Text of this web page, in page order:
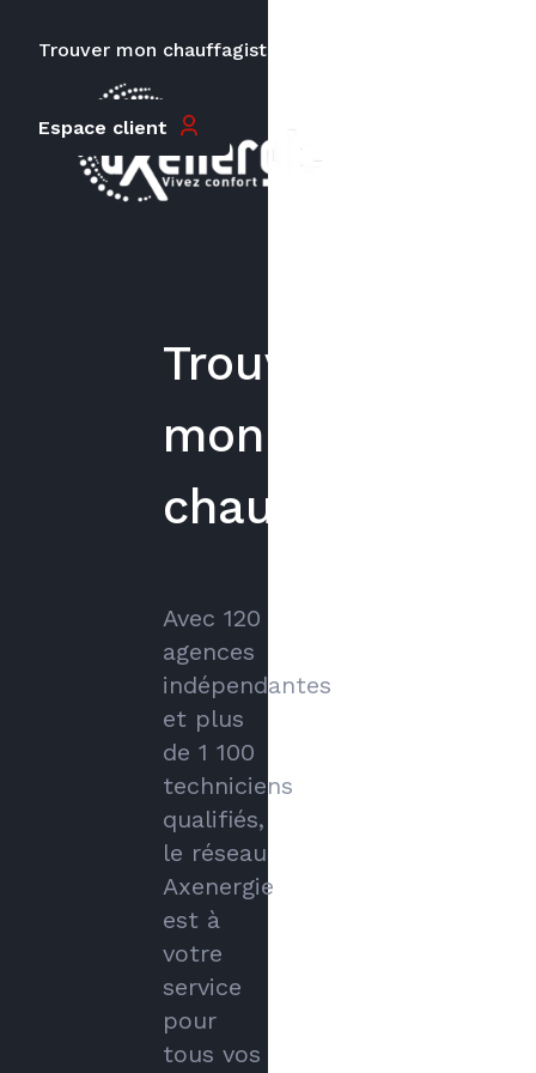
Trouver mon chauffagiste
Espace client
Trouver
mon
chauffagiste
Avec 120
agences
indépendantes
et plus
de 1 100
techniciens
qualifiés,
le réseau
Axenergie
est à
votre
service
pour
tous vos